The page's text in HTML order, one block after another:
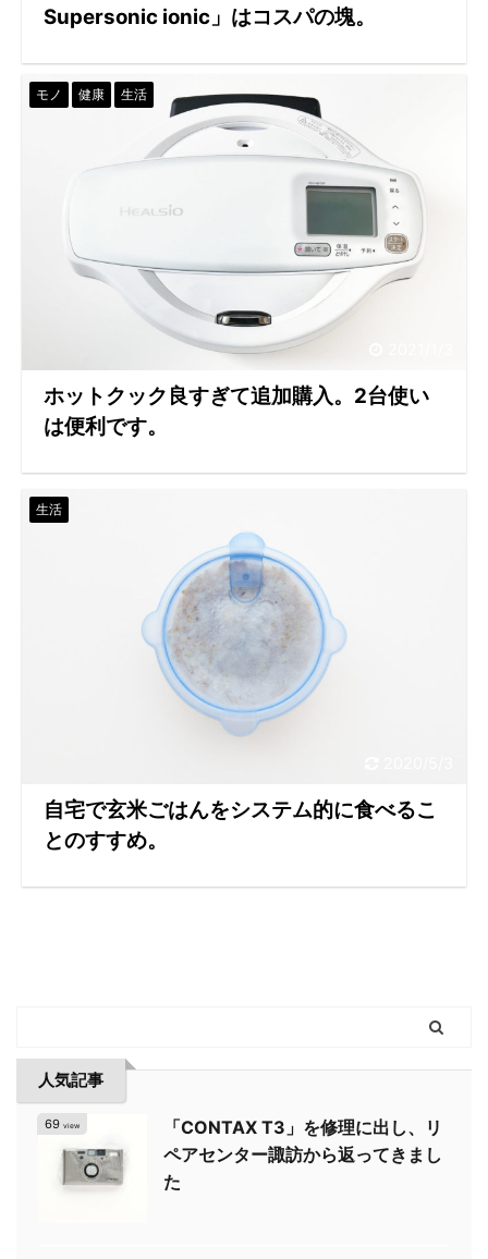
Supersonic ionic」はコスパの塊。
モノ 健康 生活
ホットクック良すぎて追加購入。2台使い
は便利です。
生活
自宅で玄米ごはんをシステム的に食べるこ
とのすすめ。
人気記事
69 view
「CONTAX T3」を修理に出し、リ
ペアセンター諏訪から返ってきまし
た